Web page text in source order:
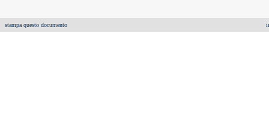
stampa questo documento